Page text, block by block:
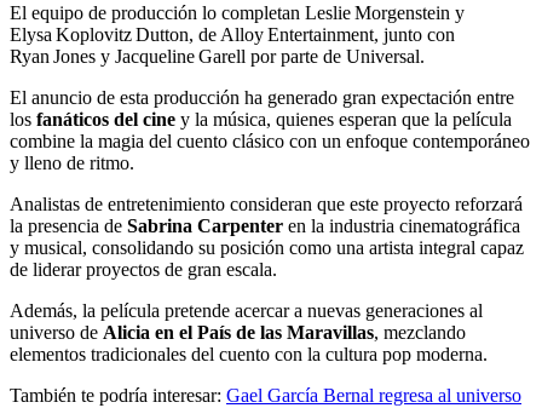
El equipo de producción lo completan Leslie Morgenstein y
Elysa Koplovitz Dutton, de Alloy Entertainment, junto con
Ryan Jones y Jacqueline Garell por parte de Universal.
El anuncio de esta producción ha generado gran expectación entre
los fanáticos del cine y la música, quienes esperan que la película
combine la magia del cuento clásico con un enfoque contemporáneo
y lleno de ritmo.
Analistas de entretenimiento consideran que este proyecto reforzará
la presencia de Sabrina Carpenter en la industria cinematográfica
y musical, consolidando su posición como una artista integral capaz
de liderar proyectos de gran escala.
Además, la película pretende acercar a nuevas generaciones al
universo de Alicia en el País de las Maravillas, mezclando
elementos tradicionales del cuento con la cultura pop moderna.
También te podría interesar: Gael García Bernal regresa al universo